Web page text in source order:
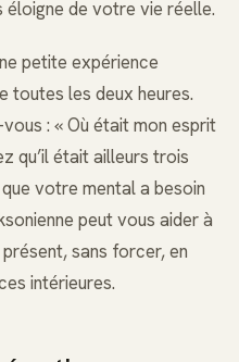
de votre vie réelle.
petite expérience
toutes les deux heures.
: « Où était mon esprit
qu’il était ailleurs trois
votre mental a besoin
peut vous aider à
sans forcer, en
intérieures.